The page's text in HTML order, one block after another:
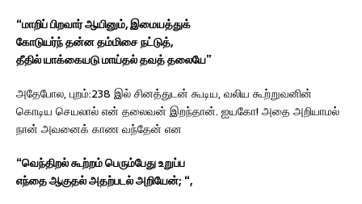
“மாறிப் பிறவார் ஆயினும், இமையத்துக்
கோடுயர்ந் தன்ன தம்மிசை நட்டுத்,
தீதில் யாக்கையடு மாய்தல் தவத் தலையே”
அதேபோல, புறம்:238 இல் சினத்துடன் கூடிய, வலிய கூற்றுவனின்
கொடிய செயலால் என் தலைவன் இறந்தான். ஐயகோ! அதை அறியாமல்
நான் அவனைக் காண வந்தேன் என
“வெந்திறல் கூற்றம் பெரும்பேது உறுப்ப
எந்தை ஆகுதல் அதற்படல் அறியேன்; “,